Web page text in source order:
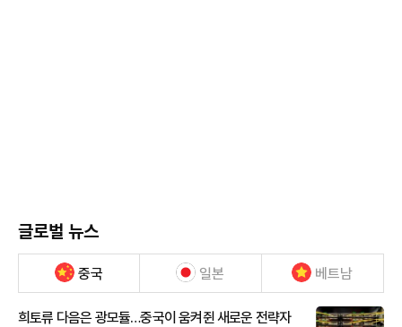
글로벌 뉴스
중국 일본 베트남
희토류 다음은 광모듈…중국이 움켜쥔 새로운 전략자